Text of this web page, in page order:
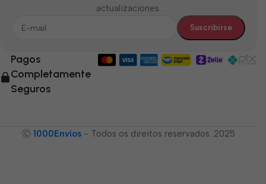
actualizaciones.
Pagos
Completamente
Seguros
Ⓒ 1000Envíos - Todos os direitos reservados. 2025